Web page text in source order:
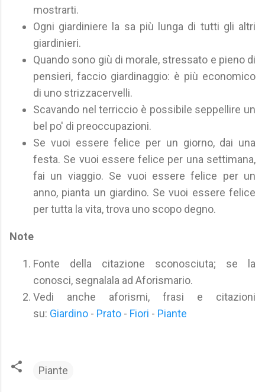
mostrarti.
Ogni giardiniere la sa più lunga di tutti gli altri
giardinieri.
Quando sono giù di morale, stressato e pieno di
pensieri, faccio giardinaggio: è più economico
di uno strizzacervelli.
Scavando nel terriccio è possibile seppellire un
bel po' di preoccupazioni.
Se vuoi essere felice per un giorno, dai una
festa. Se vuoi essere felice per una settimana,
fai un viaggio. Se vuoi essere felice per un
anno, pianta un giardino. Se vuoi essere felice
per tutta la vita, trova uno scopo degno.
Note
Fonte della citazione sconosciuta; se la
conosci, segnalala ad Aforismario.
Vedi anche aforismi, frasi e citazioni
su: Giardino - Prato - Fiori - Piante
Piante